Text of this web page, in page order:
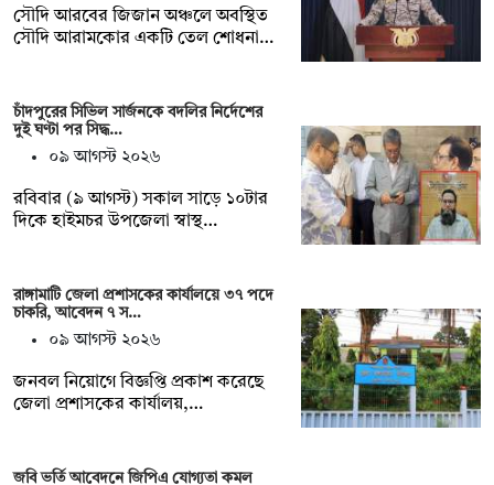
সৌদি আরবের জিজান অঞ্চলে অবস্থিত
সৌদি আরামকোর একটি তেল শোধনা…
চাঁদপুরের সিভিল সার্জনকে বদলির নির্দেশের
দুই ঘণ্টা পর সিদ্ধ…
০৯ আগস্ট ২০২৬
রবিবার (৯ আগস্ট) সকাল সাড়ে ১০টার
দিকে হাইমচর উপজেলা স্বাস্থ…
রাঙ্গামাটি জেলা প্রশাসকের কার্যালয়ে ৩৭ পদে
চাকরি, আবেদন ৭ স…
০৯ আগস্ট ২০২৬
জনবল নিয়োগে বিজ্ঞপ্তি প্রকাশ করেছে
জেলা প্রশাসকের কার্যালয়,…
জবি ভর্তি আবেদনে জিপিএ যোগ্যতা কমল